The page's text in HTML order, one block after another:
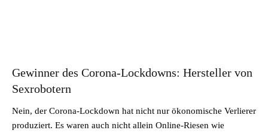
Gewinner des Corona-Lockdowns: Hersteller von
Sexrobotern
Nein, der Corona-Lockdown hat nicht nur ökonomische Verlierer
produziert. Es waren auch nicht allein Online-Riesen wie